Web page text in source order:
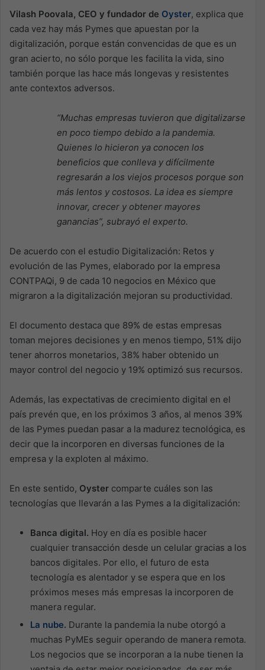
Vilash Poovala, CEO y fundador de Oyster, explica que
cada vez hay más Pymes que apuestan por la
digitalización, porque están convencidas de que es un
gran acierto, no sólo porque les facilita la vida, sino
también porque las hace más longevas y resistentes
ante contextos adversos.
“Muchas empresas tuvieron que digitalizarse
en poco tiempo debido a la pandemia.
Quienes lo hicieron ya conocen los
beneficios que conlleva y difícilmente
regresarán a los viejos procesos porque son
más lentos y costosos. La idea es siempre
innovar, crecer y obtener mayores
ganancias”, subrayó el experto.
De acuerdo con el estudio Digitalización: Retos y
evolución de las Pymes, elaborado por la empresa
CONTPAQi, 9 de cada 10 negocios en México que
migraron a la digitalización mejoran su productividad.
El documento destaca que 89% de estas empresas
toman mejores decisiones y en menos tiempo, 51% dijo
tener ahorros monetarios, 38% haber obtenido un
mayor control del negocio y 19% optimizó sus recursos.
Además, las expectativas de crecimiento digital en el
país prevén que, en los próximos 3 años, al menos 39%
de las Pymes puedan pasar a la madurez tecnológica, es
decir que la incorporen en diversas funciones de la
empresa y la exploten al máximo.
En este sentido, Oyster comparte cuáles son las
tecnologías que llevarán a las Pymes a la digitalización:
Banca digital. Hoy en día es posible hacer
cualquier transacción desde un celular gracias a los
bancos digitales. Por ello, el futuro de esta
tecnología es alentador y se espera que en los
próximos meses más empresas la incorporen de
manera regular.
La nube. Durante la pandemia la nube otorgó a
muchas PyMEs seguir operando de manera remota.
Los negocios que se incorporan a la nube tienen la